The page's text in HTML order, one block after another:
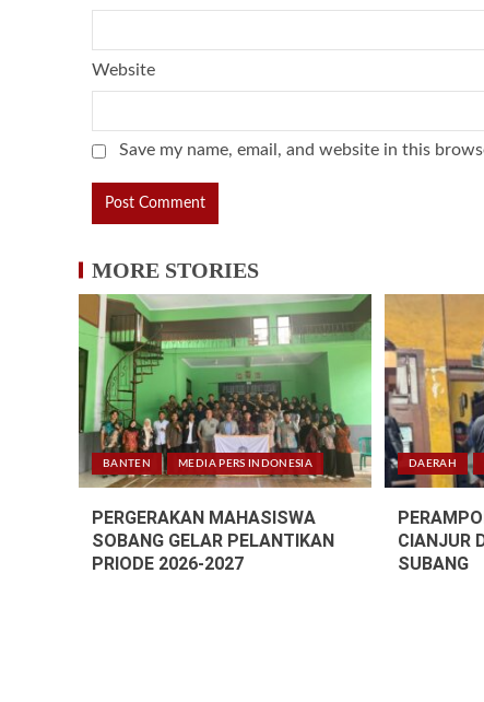
Website
Save my name, email, and website in this
MORE STORIES
BANTEN MEDIA PERS INDONESIA
PERGERAKAN MAHASISWA
SOBANG GELAR PELANTIKAN
PRIODE 2026-2027
DAERAH
CIANJUR
SUBANG